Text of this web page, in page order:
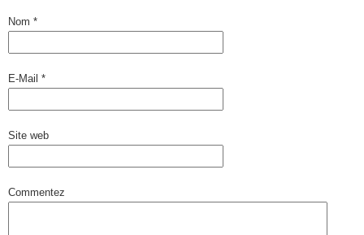
Nom *
E-Mail *
Site web
Commentez